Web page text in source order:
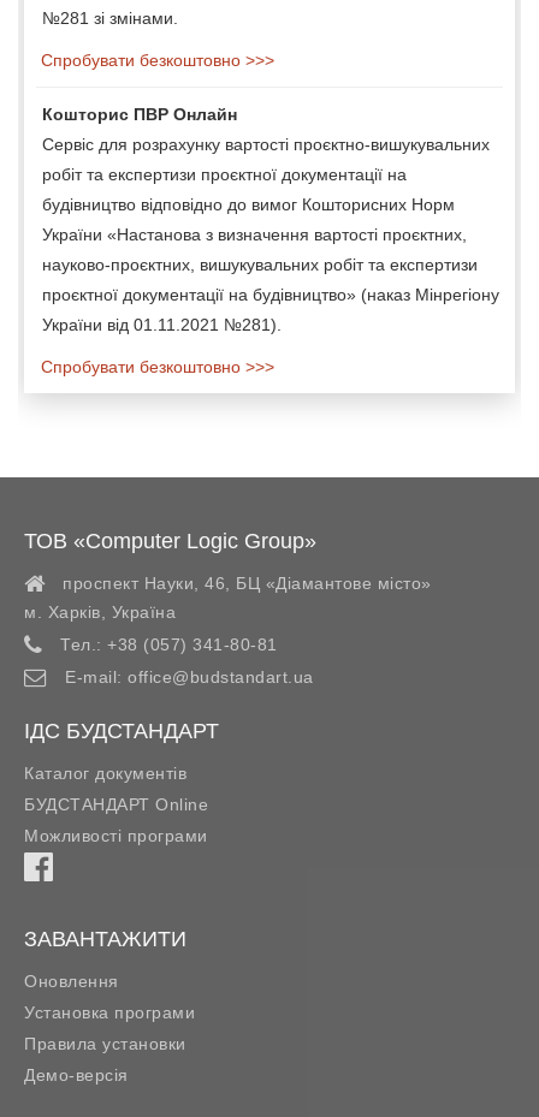
№281 зі змінами.
Спробувати безкоштовно >>>
Кошторис ПВР Онлайн
Сервіс для розрахунку вартості проєктно-вишукувальних
робіт та експертизи проєктної документації на
будівництво відповідно до вимог Кошторисних Норм
України «Настанова з визначення вартості проєктних,
науково-проєктних, вишукувальних робіт та експертизи
проєктної документації на будівництво» (наказ Мінрегіону
України від 01.11.2021 №281).
Спробувати безкоштовно >>>
ТОВ «Computer Logic Group»
проспект Науки, 46, БЦ «Діамантове місто»
м. Харків
Україна
Тел.: +38 (057) 341-80-81
E-mail: office@budstandart.ua
ІДС БУДСТАНДАРТ
Каталог документів
БУДСТАНДАРТ Online
Можливості програми
ЗАВАНТАЖИТИ
Оновлення
Установка програми
Правила установки
Демо-версія